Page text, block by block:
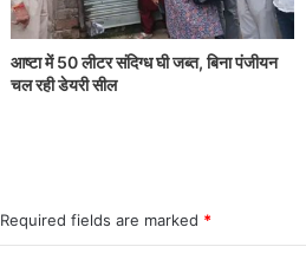
आष्टा में 50 लीटर संदिग्ध घी जब्त, बिना पंजीयन
चल रही डेयरी सील
Required fields are marked *